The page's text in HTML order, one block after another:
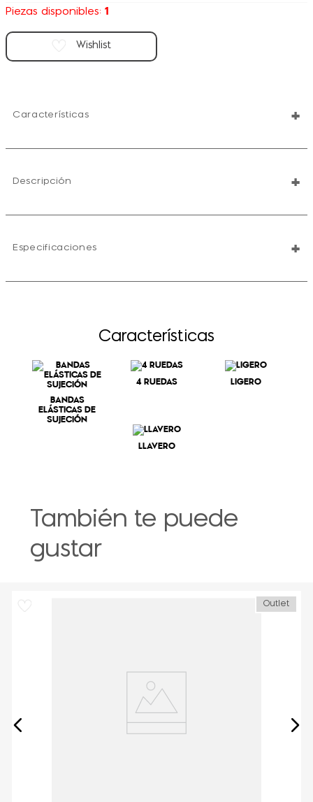
Piezas disponibles: 1
Características +
Descripción +
Especificaciones +
Características
BANDAS
ELÁSTICAS DE
SUJECIÓN
4 RUEDAS LIGERO
LLAVERO
También te puede
gustar
Outlet